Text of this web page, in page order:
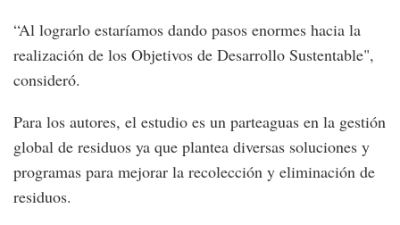
“Al lograrlo estaríamos dando pasos enormes hacia la
realización de los Objetivos de Desarrollo Sustentable",
consideró.
Para los autores, el estudio es un parteaguas en la gestión
global de residuos ya que plantea diversas soluciones y
programas para mejorar la recolección y eliminación de
residuos.